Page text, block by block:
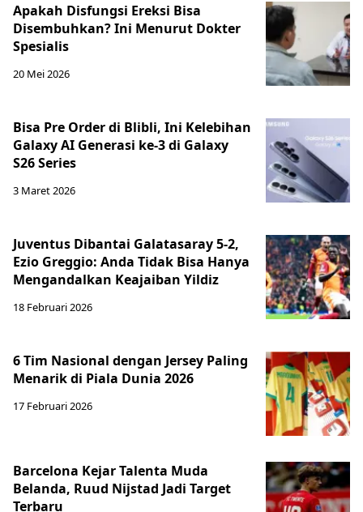
Apakah Disfungsi Ereksi Bisa
Disembuhkan? Ini Menurut Dokter
Spesialis
20 Mei 2026
Bisa Pre Order di Blibli, Ini Kelebihan
Galaxy AI Generasi ke-3 di Galaxy
S26 Series
3 Maret 2026
Juventus Dibantai Galatasaray 5-2,
Ezio Greggio: Anda Tidak Bisa Hanya
Mengandalkan Keajaiban Yildiz
18 Februari 2026
6 Tim Nasional dengan Jersey Paling
Menarik di Piala Dunia 2026
17 Februari 2026
Barcelona Kejar Talenta Muda
Belanda, Ruud Nijstad Jadi Target
Terbaru